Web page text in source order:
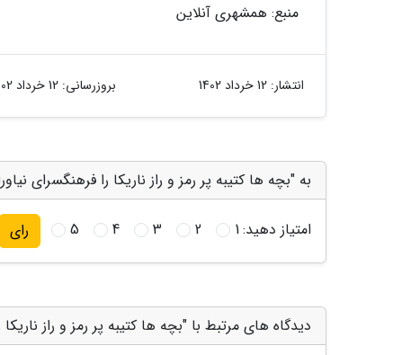
منبع: همشهری آنلاین
انتشار: 12 خرداد 1402 بروزرسانی: 12 خرداد 1402
به "بچه ها کتیبه پر رمز و راز ناریکا را فرهنگسرای
امتیاز دهید:1
2
3
4
5 رای
دیدگاه های مرتبط با "بچه ها کتیبه پر رمز و راز